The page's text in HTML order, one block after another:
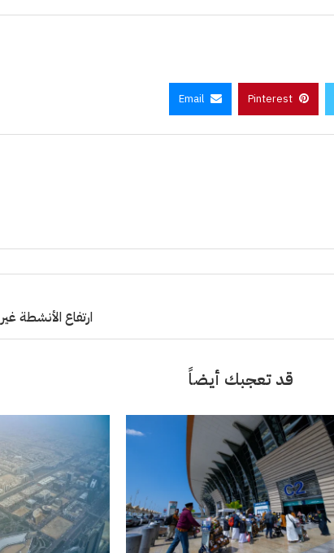
Pinterest
Email
ارتفاع الأنشطة غير
قد تعجبك أيضاً